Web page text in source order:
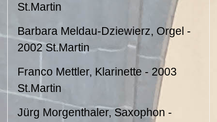
St.Martin
Barbara Meldau-Dziewierz, Orgel -
2002 St.Martin
Franco Mettler, Klarinette - 2003
St.Martin
Jürg Morgenthaler, Saxophon -